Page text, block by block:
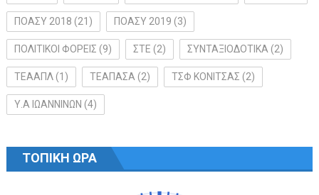
ΠΟΑΣΥ 2018 (21) ΠΟΑΣΥ 2019 (3)
ΠΟΛΙΤΙΚΟΙ ΦΟΡΕΙΣ (9) ΣΤΕ (2) ΣΥΝΤΑΞΙΟΔΟΤΙΚΑ (2)
ΤΕΑΑΠΛ(1) ΤΕΑΠΑΣΑ (2) ΤΣΦ ΚΟΝΙΤΣΑΣ (2)
Υ.Α ΙΩΑΝΝΙΝΩΝ (4)
ΤΟΠΙΚΗ ΩΡΑ